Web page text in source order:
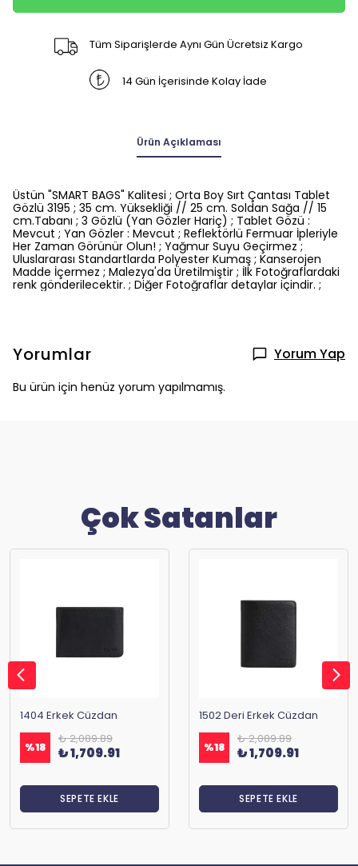
Tüm Siparişlerde Aynı Gün Ücretsiz Kargo
14 Gün İçerisinde Kolay İade
Ürün Açıklaması
Üstün "SMART BAGS" Kalitesi ; Orta Boy Sırt Çantası Tablet
Gözlü 3195 ; 35 cm. Yüksekliği // 25 cm. Soldan Sağa // 15
cm.Tabanı ; 3 Gözlü (Yan Gözler Hariç) ; Tablet Gözü :
Mevcut ; Yan Gözler : Mevcut ; Reflektörlü Fermuar İpleriyle
Her Zaman Görünür Olun! ; Yağmur Suyu Geçirmez ;
Uluslararası Standartlarda Polyester Kumaş ; Kanserojen
Madde İçermez ; Malezya'da Üretilmiştir ; İlk Fotoğraflardaki
renk gönderilecektir. ; Diğer Fotoğraflar detaylar içindir. ;
Yorumlar Yorum Yap
Bu ürün için henüz yorum yapılmamış.
Çok Satanlar
1404 Erkek Cüzdan
%18
₺ 2,089.89
₺ 1,709.91
SEPETE EKLE
1502 Deri Erkek Cüzdan
%18
₺ 2,089.89
₺ 1,709.91
SEPETE EKLE